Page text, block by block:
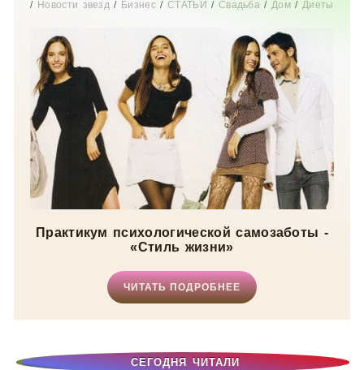
/ Новости звезд / Бизнес / СТАТЬИ / Свадьба / Дом / Диеты
Практикум психологической самозаботы -
«Стиль жизни»
ЧИТАТЬ ПОДРОБНЕЕ
СЕГОДНЯ ЧИТАЛИ